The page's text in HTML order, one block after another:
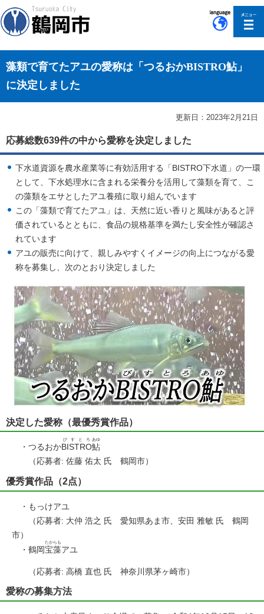
藻類で育てたアユの愛称は「つるおかBISTRO鮎」
に決定しました
更新日：2023年2月21日
応募総数639件の中から愛称を決定しました
下水道資源を農水産業等に有効活用する「BISTRO下水道」の一環
として、下水処理水に含まれる栄養分を活用して藻類を育て、こ
の藻類をエサとしたアユ養殖に取り組んでいます
この「藻類で育てたアユ」は、天然に近い香りと風味があると評
価されているとともに、食品の規格基準を満たし安全性が確認さ
れています
アユの販売に向けて、親しみやすくイメージの向上につながる愛
称を募集し、次のとおり決定しました
決定した愛称（最優秀賞作品）
・つるおかBISTRO
びすとろ
鮎
あゆ
（応募者: 佐藤 佑太 氏 鶴岡市）
優秀賞作品（2点）
・もっけアユ
（応募者: 大仲 浩之 氏 愛知県あま市、安田 雅敏 氏 鶴岡
市）
・鶴岡宝藻
たからも
アユ
（応募者: 高橋 直也 氏 神奈川県茅ヶ崎市）
愛称の募集方法